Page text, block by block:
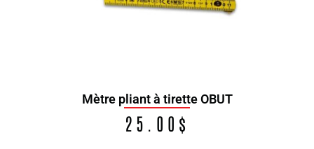
Mètre pliant à tirette OBUT
25.00 $